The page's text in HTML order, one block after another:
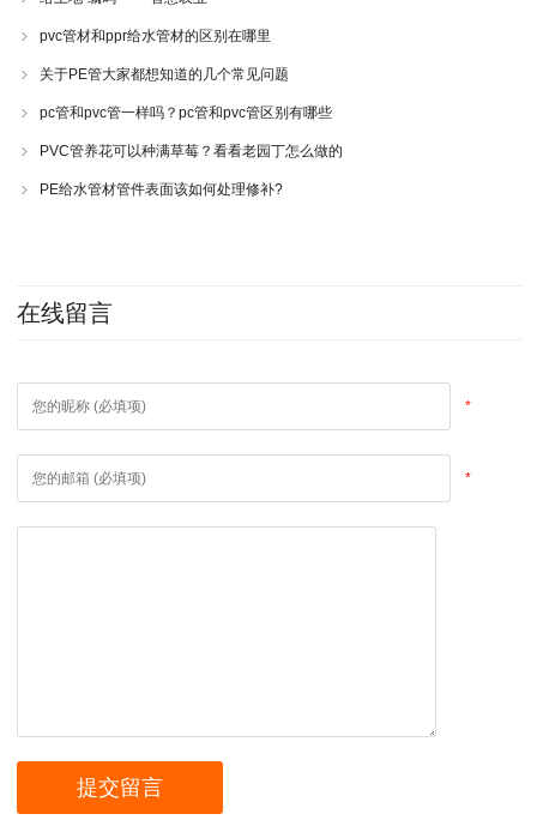
pvc管材和ppr给水管材的区别在哪里
关于PE管大家都想知道的几个常见问题
pc管和pvc管一样吗？pc管和pvc管区别有哪些
PVC管养花可以种满草莓？看看老园丁怎么做的
PE给水管材管件表面该如何处理修补?
在线留言
*
*